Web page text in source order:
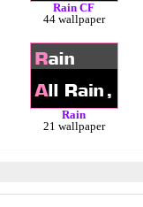
Rain CF
44 wallpaper
Rain
21 wallpaper